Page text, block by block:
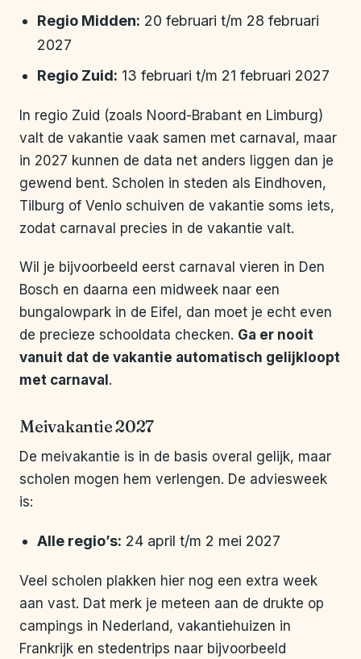
Regio Midden: 20 februari t/m 28 februari
2027
Regio Zuid: 13 februari t/m 21 februari 2027
In regio Zuid (zoals Noord-Brabant en Limburg)
valt de vakantie vaak samen met carnaval, maar
in 2027 kunnen de data net anders liggen dan je
gewend bent. Scholen in steden als Eindhoven,
Tilburg of Venlo schuiven de vakantie soms iets,
zodat carnaval precies in de vakantie valt.
Wil je bijvoorbeeld eerst carnaval vieren in Den
Bosch en daarna een midweek naar een
bungalowpark in de Eifel, dan moet je echt even
de precieze schooldata checken. Ga er nooit
vanuit dat de vakantie automatisch gelijkloopt
met carnaval .
Meivakantie 2027
De meivakantie is in de basis overal gelijk, maar
scholen mogen hem verlengen. De adviesweek
is:
Alle regio’s: 24 april t/m 2 mei 2027
Veel scholen plakken hier nog een extra week
aan vast. Dat merk je meteen aan de drukte op
campings in Nederland, vakantiehuizen in
Frankrijk en stedentrips naar bijvoorbeeld